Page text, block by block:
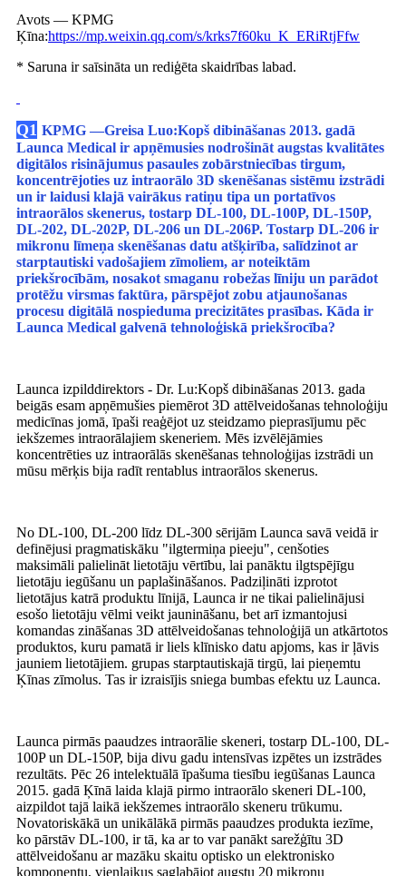
Avots — KPMG
Ķīna:https://mp.weixin.qq.com/s/krks7f60ku_K_ERiRtjFfw
* Saruna ir saīsināta un rediģēta skaidrības labad.
Q1 KPMG —Greisa Luo:Kopš dibināšanas 2013. gadā
Launca Medical ir apņēmusies nodrošināt augstas kvalitātes
digitālos risinājumus pasaules zobārstniecības tirgum,
koncentrējoties uz intraorālo 3D skenēšanas sistēmu izstrādi
un ir laidusi klajā vairākus ratiņu tipa un portatīvos
intraorālos skenerus, tostarp DL-100, DL-100P, DL-150P,
DL-202, DL-202P, DL-206 un DL-206P. Tostarp DL-206 ir
mikronu līmeņa skenēšanas datu atšķirība, salīdzinot ar
starptautiski vadošajiem zīmoliem, ar noteiktām
priekšrocībām, nosakot smaganu robežas līniju un parādot
protēžu virsmas faktūra, pārspējot zobu atjaunošanas
procesu digitālā nospieduma precizitātes prasības. Kāda ir
Launca Medical galvenā tehnoloģiskā priekšrocība?
Launca izpilddirektors - Dr. Lu:Kopš dibināšanas 2013. gada
beigās esam apņēmušies piemērot 3D attēlveidošanas tehnoloģiju
medicīnas jomā, īpaši reaģējot uz steidzamo pieprasījumu pēc
iekšzemes intraorālajiem skeneriem. Mēs izvēlējāmies
koncentrēties uz intraorālās skenēšanas tehnoloģijas izstrādi un
mūsu mērķis bija radīt rentablus intraorālos skenerus.
No DL-100, DL-200 līdz DL-300 sērijām Launca savā veidā ir
definējusi pragmatiskāku "ilgtermiņa pieeju", cenšoties
maksimāli palielināt lietotāju vērtību, lai panāktu ilgtspējīgu
lietotāju iegūšanu un paplašināšanos. Padziļināti izprotot
lietotājus katrā produktu līnijā, Launca ir ne tikai palielinājusi
esošo lietotāju vēlmi veikt jaunināšanu, bet arī izmantojusi
komandas zināšanas 3D attēlveidošanas tehnoloģijā un atkārtotos
produktos, kuru pamatā ir liels klīnisko datu apjoms, kas ir ļāvis
jauniem lietotājiem. grupas starptautiskajā tirgū, lai pieņemtu
Ķīnas zīmolus. Tas ir izraisījis sniega bumbas efektu uz Launca.
Launca pirmās paaudzes intraorālie skeneri, tostarp DL-100, DL-
100P un DL-150P, bija divu gadu intensīvas izpētes un izstrādes
rezultāts. Pēc 26 intelektuālā īpašuma tiesību iegūšanas Launca
2015. gadā Ķīnā laida klajā pirmo intraorālo skeneri DL-100,
aizpildot tajā laikā iekšzemes intraorālo skeneru trūkumu.
Novatoriskākā un unikālākā pirmās paaudzes produkta iezīme,
ko pārstāv DL-100, ir tā, ka ar to var panākt sarežģītu 3D
attēlveidošanu ar mazāku skaitu optisko un elektronisko
komponentu, vienlaikus saglabājot augstu 20 mikronu